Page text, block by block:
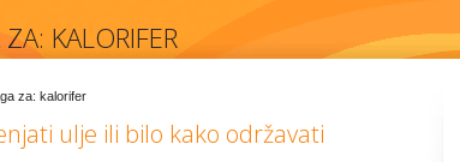
KALORIFER
za: kalorifer
ulje ili bilo kako održavati